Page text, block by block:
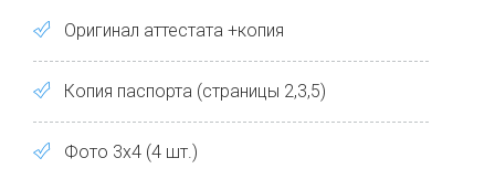
Оригинал аттестата +копия
Копия паспорта (страницы 2,3,5)
Фото 3х4 (4 шт.)